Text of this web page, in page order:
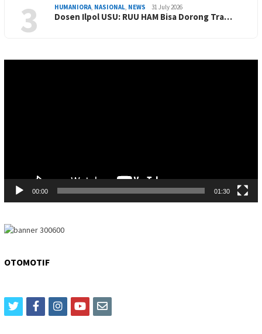
3 HUMANIORA, NASIONAL, NEWS 31 July 2026
Dosen Ilpol USU: RUU HAM Bisa Dorong Tra…
00:00 01:30
OTOMOTIF
twitterfacebookinstagram
youtubeemail